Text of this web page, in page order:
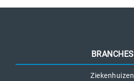
BRANCHES
Ziekenhuizen